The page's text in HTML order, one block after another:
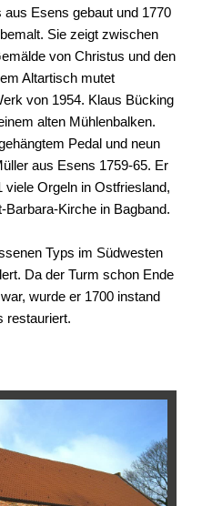
Esens gebaut und 1770
Sie zeigt zwischen
von Christus und den
Altartisch mutet
von 1954. Klaus Bücking
alten Mühlenbalken.
Pedal und neun
aus Esens 1759-65. Er
Orgeln in Ostfriesland,
Barbara-Kirche in Bagband.
Typs im Südwesten
Da der Turm schon Ende
wurde er 1700 instand
restauriert.